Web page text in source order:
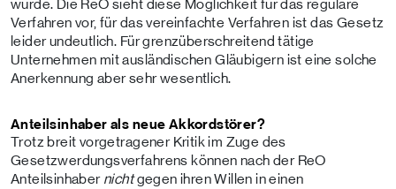
würde. Die ReO sieht diese Möglichkeit für das reguläre
Verfahren vor, für das vereinfachte Verfahren ist das Gesetz
leider undeutlich. Für grenzüberschreitend tätige
Unternehmen mit ausländischen Gläubigern ist eine solche
Anerkennung aber sehr wesentlich.
Anteilsinhaber als neue Akkordstörer?
Trotz breit vorgetragener Kritik im Zuge des
Gesetzwerdungsverfahrens können nach der ReO
Anteilsinhaber nichtgegen ihren Willen in einen